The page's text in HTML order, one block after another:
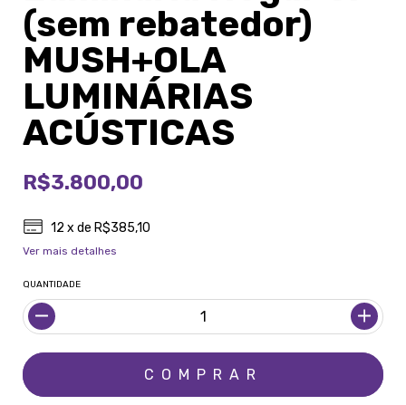
(sem rebatedor)
MUSH+OLA
LUMINÁRIAS
ACÚSTICAS
R$3.800,00
12 x de R$385,10
Ver mais detalhes
QUANTIDADE